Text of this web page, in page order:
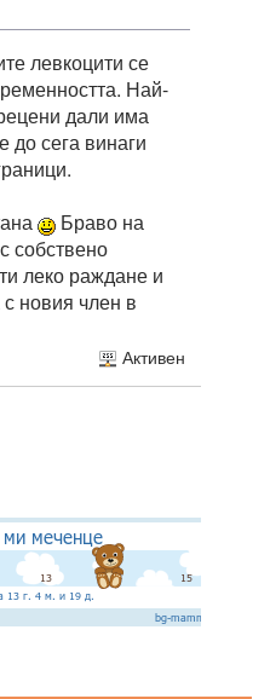
левкоцити се
Най-
дали има
до сега винаги
Браво на
собствено
леко раждане и
новия член в
Активен